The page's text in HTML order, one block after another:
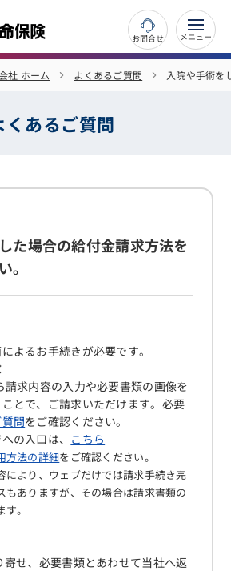
お問合せ
社 ホーム よくあるご質問 入院や手術を
くあるご質問
た場合の給付金請求方法を
。
よるお手続きが必要です。
求内容の入力や必要書類の画像を
とで、ご請求いただけます。必要
問をご確認ください。
の入口は、 こちら
方法の詳細をご確認ください。
り、ウェブだけでは請求手続き完
もありますが、その場合は請求書類の
。
せ、必要書類とあわせて当社へ返